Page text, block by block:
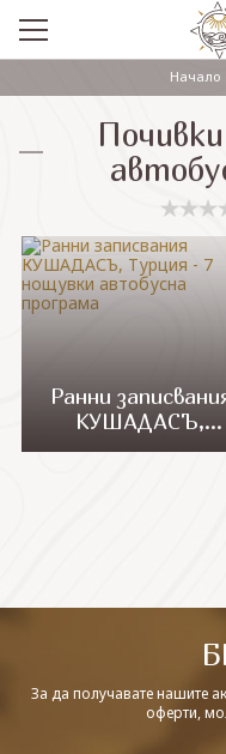
ПРОМО
EКСКУРЗИИ СЪС
ЕКСКУРЗИИ С
САМОЛЕТНИ ПОЧИВКИ
ПОЧИВКИ С АВТОБУС
ЕКЗОТИКА
Начало
Ранни
КУШАДАСЪ,
Турция - 7
За да получавате нашите
оферти,